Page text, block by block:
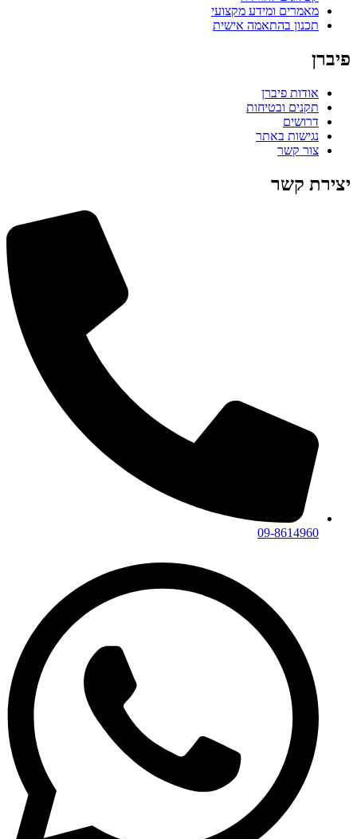
מאמרים ומידע מקצועי
תכנון בהתאמה אישית
פיברן
אודות פיברן
תקנים ובטיחות
דרושים
נגישות באתר
צור קשר
יצירת קשר
09-8614960